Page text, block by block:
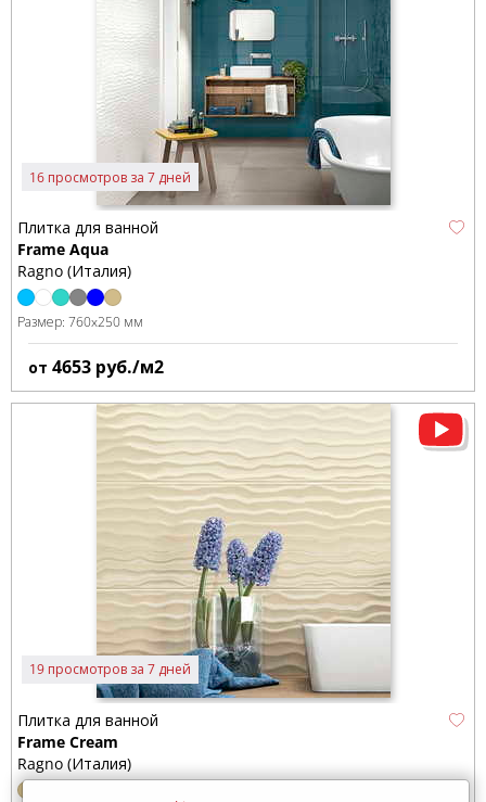
16 просмотров за 7 дней
Плитка для ванной
Frame Aqua
Ragno (Италия)
Размер: 760x250 мм
от 4653 руб./м2
19 просмотров за 7 дней
Плитка для ванной
Frame Cream
Ragno (Италия)